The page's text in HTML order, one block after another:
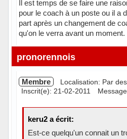
Il est temps de se faire une
pour le coach à un poste ou il a
part après un changement de
qu'on le verra avant un moment.
pronorennois
Membre
Localisation: Par
Inscrit(e): 21-02-2011
keru2 a écrit:
Est-ce quelqu'un connait un